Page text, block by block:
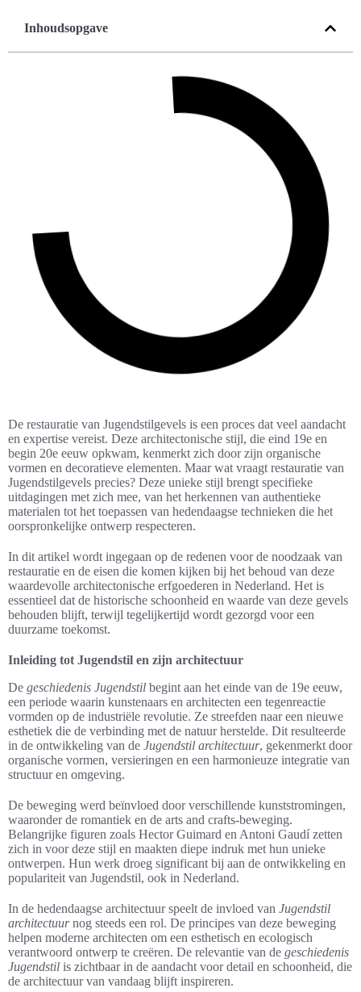
Inhoudsopgave
De restauratie van Jugendstilgevels is een proces dat veel aandacht
en expertise vereist. Deze architectonische stijl, die eind 19e en
begin 20e eeuw opkwam, kenmerkt zich door zijn organische
vormen en decoratieve elementen. Maar wat vraagt restauratie van
Jugendstilgevels precies? Deze unieke stijl brengt specifieke
uitdagingen met zich mee, van het herkennen van authentieke
materialen tot het toepassen van hedendaagse technieken die het
oorspronkelijke ontwerp respecteren.
In dit artikel wordt ingegaan op de redenen voor de noodzaak van
restauratie en de eisen die komen kijken bij het behoud van deze
waardevolle architectonische erfgoederen in Nederland. Het is
essentieel dat de historische schoonheid en waarde van deze gevels
behouden blijft, terwijl tegelijkertijd wordt gezorgd voor een
duurzame toekomst.
Inleiding tot Jugendstil en zijn architectuur
De geschiedenis Jugendstil begint aan het einde van de 19e eeuw,
een periode waarin kunstenaars en architecten een tegenreactie
vormden op de industriële revolutie. Ze streefden naar een nieuwe
esthetiek die de verbinding met de natuur herstelde. Dit resulteerde
in de ontwikkeling van de Jugendstil architectuur, gekenmerkt door
organische vormen, versieringen en een harmonieuze integratie van
structuur en omgeving.
De beweging werd beïnvloed door verschillende kunststromingen,
waaronder de romantiek en de arts and crafts-beweging.
Belangrijke figuren zoals Hector Guimard en Antoni Gaudí zetten
zich in voor deze stijl en maakten diepe indruk met hun unieke
ontwerpen. Hun werk droeg significant bij aan de ontwikkeling en
populariteit van Jugendstil, ook in Nederland.
In de hedendaagse architectuur speelt de invloed van Jugendstil
architectuurnog steeds een rol. De principes van deze beweging
helpen moderne architecten om een esthetisch en ecologisch
verantwoord ontwerp te creëren. De relevantie van de geschiedenis
Jugendstil is zichtbaar in de aandacht voor detail en schoonheid, die
de architectuur van vandaag blijft inspireren.